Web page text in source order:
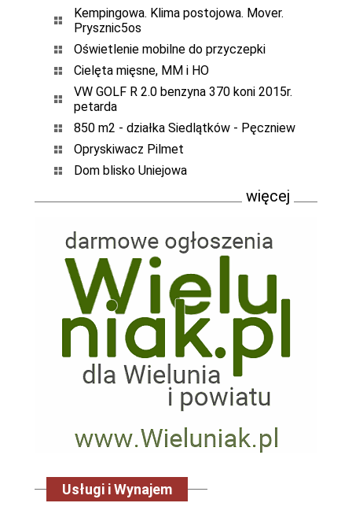
Kempingowa. Klima postojowa. Mover.
Prysznic5os
Oświetlenie mobilne do przyczepki
Cielęta mięsne, MM i HO
VW GOLF R 2.0 benzyna 370 koni 2015r.
petarda
850 m2 - działka Siedlątków - Pęczniew
Opryskiwacz Pilmet
Dom blisko Uniejowa
więcej
Usługi i Wynajem